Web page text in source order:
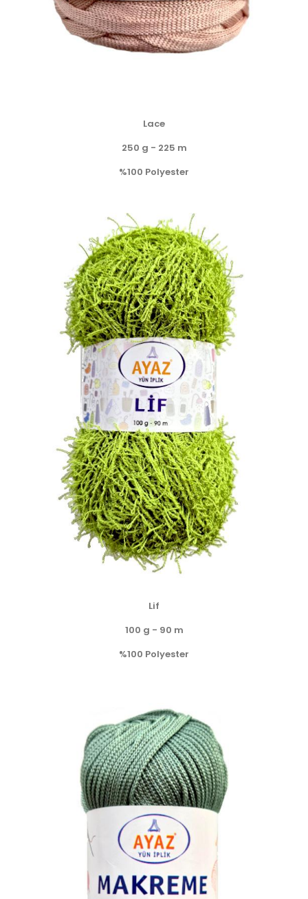
Lace
250 g - 225 m
%100 Polyester
Lif
100 g - 90 m
%100 Polyester